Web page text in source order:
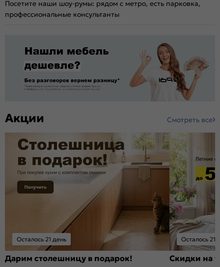
Посетите наши шоу-румы: рядом с метро, есть парковка,
профессиональные консультанты
Акции Смотреть все
Осталось 21 день
Дарим столешницу в подарок!
Осталось 21
Скидки на